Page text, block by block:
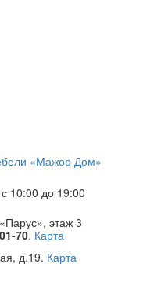
10:00 до 19:00
этаж 3
70. Карта
д.19. Карта